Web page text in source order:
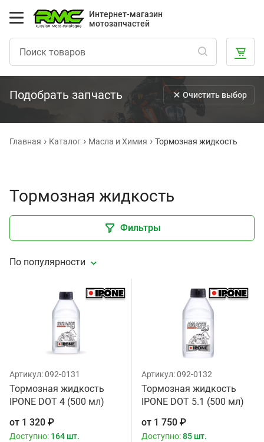
Интернет-магазин
мотозапчастей
Подобрать запчасть Очистить выбор
Главная Каталог Масла и Химия Тормозная жидкость
Тормозная жидкость
Фильтры
По популярности
Артикул:092-0131
Тормозная жидкость
IPONE DOT 4 (500 мл)
от 1 320 ₽
Доступно: 164 шт.
Артикул:092-0132
Тормозная жидкость
IPONE DOT 5.1 (500 мл)
от 1 750 ₽
Доступно:85 шт.